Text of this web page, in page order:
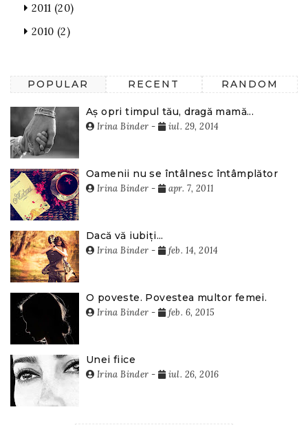
2011 (20)
2010 (2)
POPULAR RECENT RANDOM
Aș opri timpul tău, dragă mamă...
Irina Binder - iul. 29, 2014
Oamenii nu se întâlnesc întâmplător
Irina Binder - apr. 7, 2011
Dacă vă iubiți...
Irina Binder - feb. 14, 2014
O poveste. Povestea multor femei.
Irina Binder - feb. 6, 2015
Unei fiice
Irina Binder - iul. 26, 2016